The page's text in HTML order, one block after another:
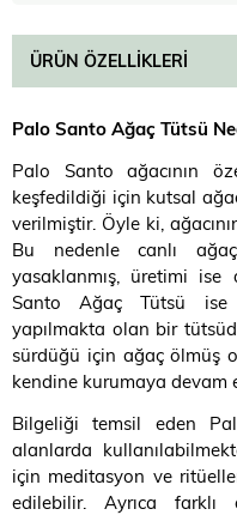
ÜRÜN ÖZELLIKLERI
Palo Santo Ağaç Tütsü
Palo Santo ağacının
keşfedildiği için kutsal
verilmiştir. Öyle ki,
Bu nedenle canlı
yasaklanmış, üretimi ise
Santo Ağaç Tütsü ise
yapılmakta olan bir
sürdüğü için ağaç ölmüş
kendine kurumaya devam
Bilgeliği temsil eden
alanlarda
için meditasyon ve
edilebilir. Ayrıca